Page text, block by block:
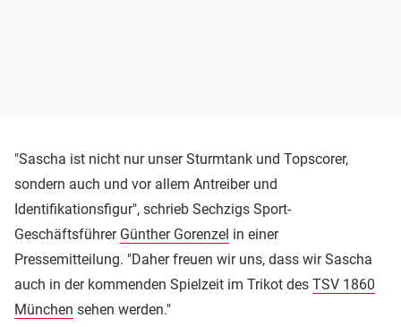
"Sascha ist nicht nur unser Sturmtank und Topscorer,
sondern auch und vor allem Antreiber und
Identifikationsfigur", schrieb Sechzigs Sport-
Geschäftsführer Günther Gorenzel in einer
Pressemitteilung. "Daher freuen wir uns, dass wir Sascha
auch in der kommenden Spielzeit im Trikot des TSV 1860
München sehen werden."